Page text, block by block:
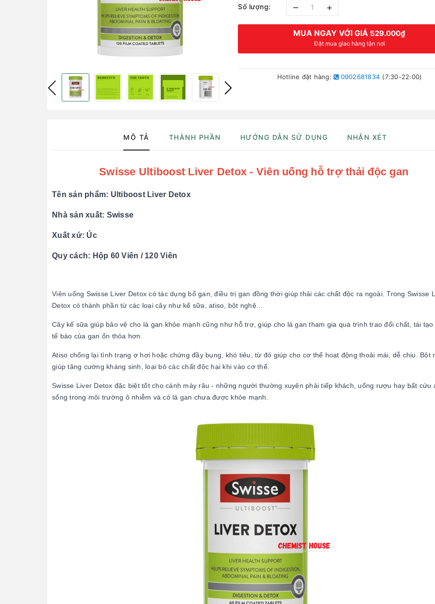
Số lượng: – +
MUA NGAY VỚI GIÁ 529.000₫
Đặt mua giao hàng tận nơi
Hotline đặt hàng: 0902681834 (7:30-22:00)
MÔ TẢ THÀNH PHẦN HƯỚNG DẪN SỬ DỤNG NHẬN XÉT
Swisse Ultiboost Liver Detox - Viên uống hỗ trợ thải độc gan
Tên sản phẩm: Ultiboost Liver Detox
Nhà sản xuất: Swisse
Xuất xứ: Úc
Quy cách: Hộp 60 Viên / 120 Viên
Viên uống Swisse Liver Detox có tác dụng bổ gan, điều trị gan đồng thời giúp thải các chất độc ra ngoài. Trong Swisse
Detox có thành phần từ các loại cây như kế sữa, atiso, bột nghệ…
Cây kế sữa giúp bảo vệ cho lá gan khỏe mạnh cũng như hỗ trợ, giúp cho lá gan tham gia quá trình trao đổi chất, tái tạo
tế bào của gan ổn thỏa hơn.
Atiso chống lại tình trạng ợ hơi hoặc chứng đầy bụng, khó tiêu; từ đó giúp cho cơ thể hoạt động thoải mái, dễ chịu. Bột
giúp tăng cường kháng sinh, loại bỏ các chất độc hại khi vào cơ thể.
Swisse Liver Detox đặc biệt tốt cho cánh mày râu - những người thường xuyên phải tiếp khách, uống rượu hay bất cứu
sống trong môi trường ô nhiễm và có lá gan chưa được khỏe mạnh.